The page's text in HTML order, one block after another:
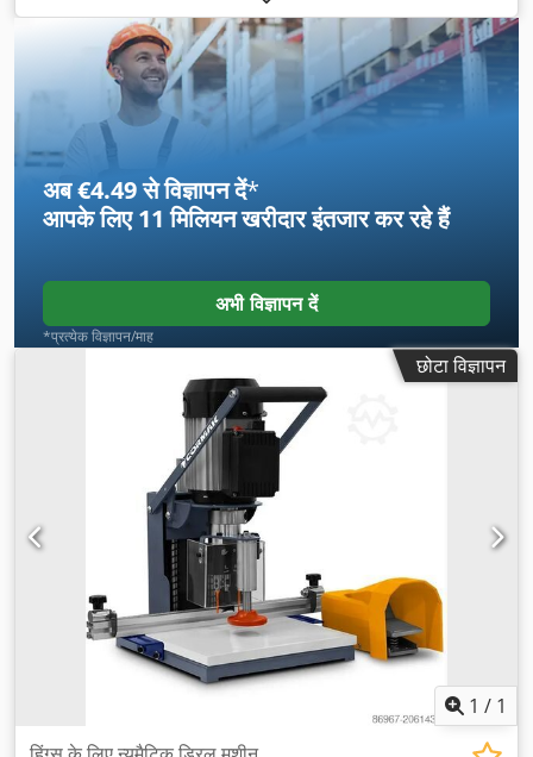
अब €4.49 से विज्ञापन दें*
आपके लिए11 मिलियन खरीदारइंतजार कर रहे हैं
अभी विज्ञापन दें
*प्रत्येक विज्ञापन/माह
छोटा विज्ञापन
1 / 1